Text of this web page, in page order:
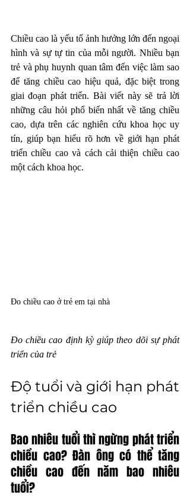
Chiều cao là yếu tố ảnh hưởng lớn đến ngoại
hình và sự tự tin của mỗi người. Nhiều bạn
trẻ và phụ huynh quan tâm đến việc làm sao
để tăng chiều cao hiệu quả, đặc biệt trong
giai đoạn phát triển. Bài viết này sẽ trả lời
những câu hỏi phổ biến nhất về tăng chiều
cao, dựa trên các nghiên cứu khoa học uy
tín, giúp bạn hiểu rõ hơn về giới hạn phát
triển chiều cao và cách cải thiện chiều cao
một cách khoa học.
Đo chiều cao ở trẻ em tại nhà
Đo chiều cao định kỳ giúp theo dõi sự phát
triển của trẻ
Độ tuổi và giới hạn phát
triển chiều cao
Bao nhiêu tuổi thì ngừng phát triển
chiều cao? Đàn ông có thể tăng
chiều cao đến năm bao nhiêu
tuổi?